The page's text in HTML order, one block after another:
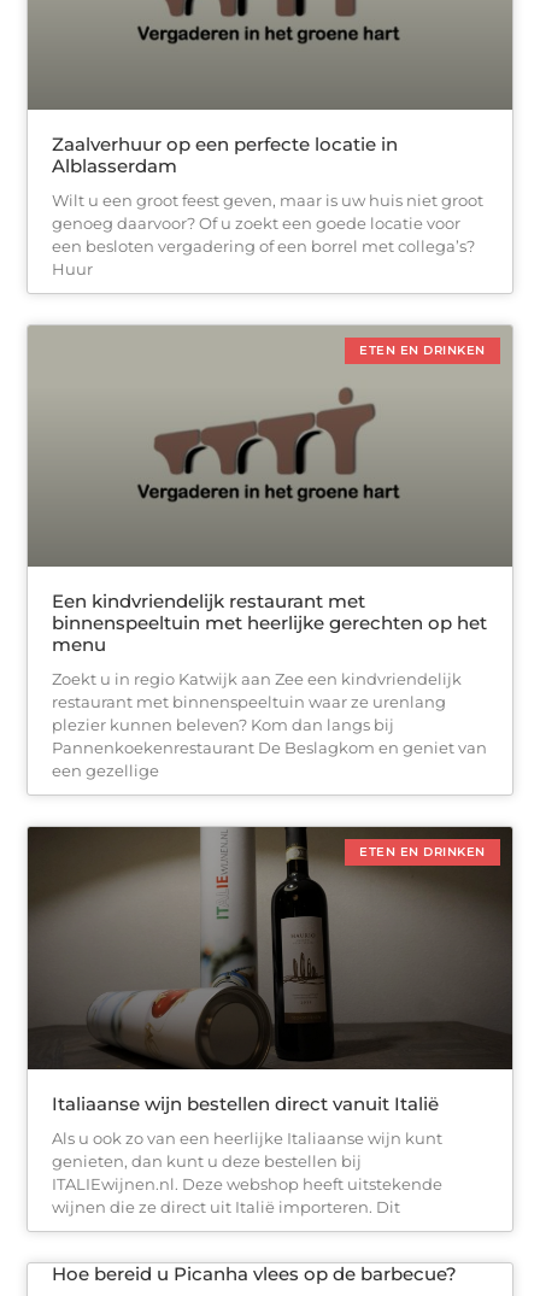
Zaalverhuur op een perfecte locatie in
Alblasserdam
Wilt u een groot feest geven, maar is uw huis niet groot
genoeg daarvoor? Of u zoekt een goede locatie voor
een besloten vergadering of een borrel met collega’s?
Huur
ETEN EN DRINKEN
Een kindvriendelijk restaurant met
binnenspeeltuin met heerlijke gerechten op het
menu
Zoekt u in regio Katwijk aan Zee een kindvriendelijk
restaurant met binnenspeeltuin waar ze urenlang
plezier kunnen beleven? Kom dan langs bij
Pannenkoekenrestaurant De Beslagkom en geniet van
een gezellige
ETEN EN DRINKEN
Italiaanse wijn bestellen direct vanuit Italië
Als u ook zo van een heerlijke Italiaanse wijn kunt
genieten, dan kunt u deze bestellen bij
ITALIEwijnen.nl. Deze webshop heeft uitstekende
wijnen die ze direct uit Italië importeren. Dit
Hoe bereid u Picanha vlees op de barbecue?